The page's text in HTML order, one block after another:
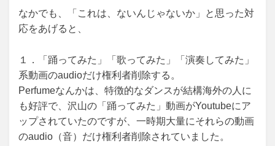
なかでも、「これは、ないんじゃないか」と思った対
応をあげると、
１．「踊ってみた」「歌ってみた」「演奏してみた」
系動画のaudioだけ権利者削除する。
Perfumeなんかは、特徴的なダンスが結構海外の人に
も好評で、沢山の「踊ってみた」動画がYoutubeにア
ップされていたのですが、一時期大量にそれらの動画
のaudio（音）だけ権利者削除されていました。